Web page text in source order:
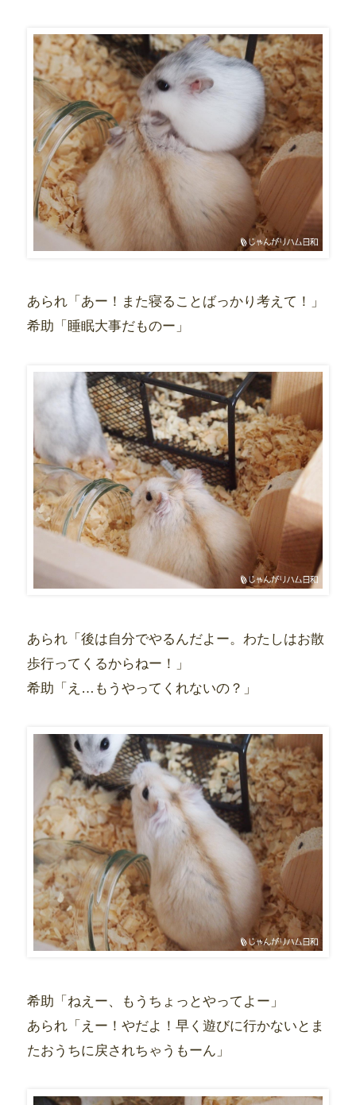
あられ「あー！また寝ることばっかり考えて！」
希助「睡眠大事だものー」
あられ「後は自分でやるんだよー。わたしはお散
歩行ってくるからねー！」
希助「え…もうやってくれないの？」
希助「ねえー、もうちょっとやってよー」
あられ「えー！やだよ！早く遊びに行かないとま
たおうちに戻されちゃうもーん」